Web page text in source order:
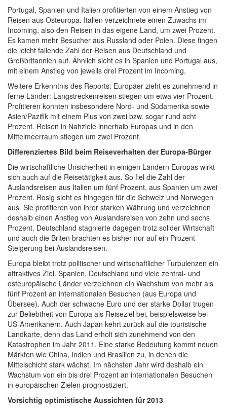
Portugal, Spanien und Italien profitierten von einem Anstieg von
Reisen aus Osteuropa. Italien verzeichnete einen Zuwachs im
Incoming, also den Reisen in das eigene Land, um zwei Prozent.
Es kamen mehr Besucher aus Russland oder Polen. Diese fingen
die leicht fallende Zahl der Reisen aus Deutschland und
Großbritannien auf. Ähnlich sieht es in Spanien und Portugal aus,
mit einem Anstieg von jeweils drei Prozent im Incoming.
Weitere Erkenntnis des Reports: Europäer zieht es zunehmend in
ferne Länder: Langstreckenreisen stiegen um etwa vier Prozent.
Profitieren konnten insbesondere Nord- und Südamerika sowie
Asien/Pazifik mit einem Plus von zwei bzw. sogar rund acht
Prozent. Reisen in Nahziele innerhalb Europas und in den
Mittelmeerraum stiegen um zwei Prozent.
Differenziertes Bild beim Reiseverhalten der Europa-Bürger
Die wirtschaftliche Unsicherheit in einigen Ländern Europas wirkt
sich auch auf die Reisetätigkeit aus. So fiel die Zahl der
Auslandsreisen aus Italien um fünf Prozent, aus Spanien um zwei
Prozent. Rosig sieht es hingegen für die Schweiz und Norwegen
aus. Sie profitieren von ihrer starken Währung und verzeichnen
deshalb einen Anstieg von Auslandsreisen von zehn und sechs
Prozent. Deutschland stagnierte dagegen trotz solider Wirtschaft
und auch die Briten brachten es bisher nur auf ein Prozent
Steigerung bei Auslandsreisen.
Europa bleibt trotz politischer und wirtschaftlicher Turbulenzen ein
attraktives Ziel. Spanien, Deutschland und viele zentral- und
osteuropäische Länder verzeichnen ein Wachstum von mehr als
fünf Prozent an internationalen Besuchen (aus Europa und
Übersee). Auch der schwache Euro und der starke Dollar trugen
zur Beliebtheit von Europa als Reiseziel bei, beispielsweise bei
US-Amerikanern. Auch Japan kehrt zurück auf die touristische
Landkarte, denn das Land erholt sich zunehmend von den
Katastrophen im Jahr 2011. Eine starke Bedeutung kommt neuen
Märkten wie China, Indien und Brasilien zu, in denen die
Mittelschicht stark wächst. Im nächsten Jahr wird deshalb ein
Wachstum von ein bis drei Prozent an internationalen Besuchen
in europäischen Zielen prognostiziert.
Vorsichtig optimistische Aussichten für 2013